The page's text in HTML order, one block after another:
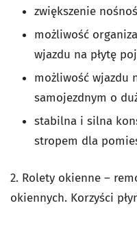
zwiększenie
możliwość
wjazdu na płytę
możliwość wjazdu
samojezdnym o
stabilna i silna
stropem dla
2. Rolety okienne –
okiennych. Korzyści